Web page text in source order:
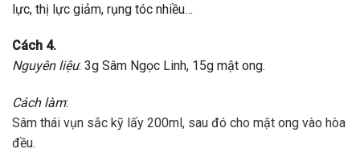
lực, thị lực giảm, rụng tóc nhiều…
Cách 4.
Nguyên liệu: 3g Sâm Ngọc Linh, 15g mật ong.
Cách làm:
Sâm thái vụn sắc kỹ lấy 200ml, sau đó cho mật ong vào hòa
đều.